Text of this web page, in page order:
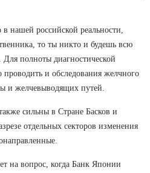
нашей российской реальности,
то ты никто и будешь всю
полноты диагностической
и обследования желчного
и желчевыводящих путей.
сильны в Стране Басков и
отдельных секторов изменения
на вопрос, когда Банк Японии